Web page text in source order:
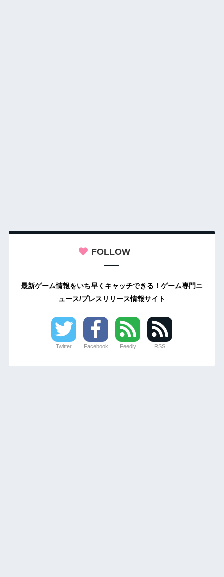
FOLLOW
最新ゲーム情報をいち早くキャッチできる！ゲーム専門ニ
ュース/プレスリリース情報サイト
Twitter Facebook Feedly RSS